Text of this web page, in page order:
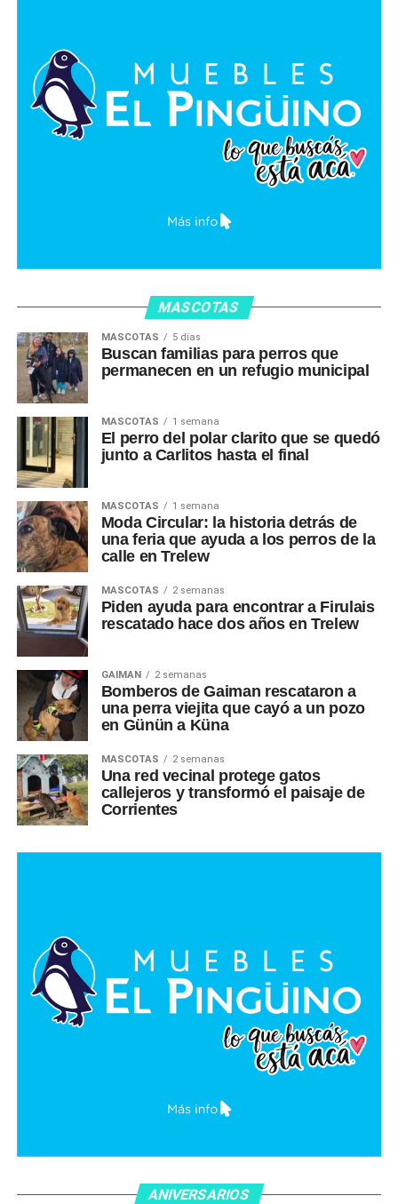
MASCOTAS
MASCOTAS 5 días
Buscan familias para perros que
permanecen en un refugio municipal
MASCOTAS 1 semana
El perro del polar clarito que se quedó
junto a Carlitos hasta el final
MASCOTAS 1 semana
Moda Circular: la historia detrás de
una feria que ayuda a los perros de la
calle en Trelew
MASCOTAS 2 semanas
Piden ayuda para encontrar a Firulais
rescatado hace dos años en Trelew
GAIMAN 2 semanas
Bomberos de Gaiman rescataron a
una perra viejita que cayó a un pozo
en Günün a Küna
MASCOTAS 2 semanas
Una red vecinal protege gatos
callejeros y transformó el paisaje de
Corrientes
ANIVERSARIOS